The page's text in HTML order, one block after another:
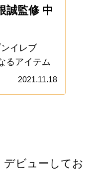
誠監修 中
イレブ
るアイテム
御座いま
2021.11.18
ビューしてお